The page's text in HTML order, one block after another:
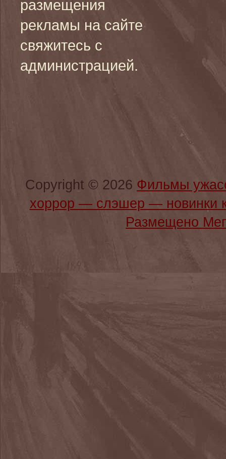
размещения
рекламы на сайте
свяжитесь с
администрацией.
Copyright © 2026 Фильмы
хоррор — слэшер —
Размещено